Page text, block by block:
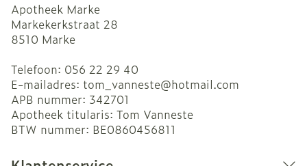
Apotheek Marke
Markekerkstraat 28
8510 Marke
Telefoon: 056 22 29 40
E-mailadres: tom_vanneste@hotmail.com
APB nummer: 342701
Apotheek titularis: Tom Vanneste
BTW nummer: BE0860456811